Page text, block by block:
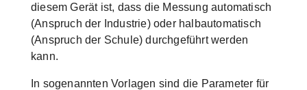
diesem Gerät ist, dass die Messung automatisch
(Anspruch der Industrie) oder halbautomatisch
(Anspruch der Schule) durchgeführt werden
kann.
In sogenannten Vorlagen sind die Parameter für